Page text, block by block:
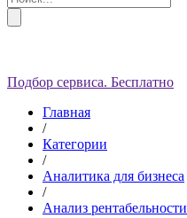
Подбор сервиса. Бесплатно
Главная
/
Категории
/
Аналитика для бизнеса
/
Анализ рентабельности